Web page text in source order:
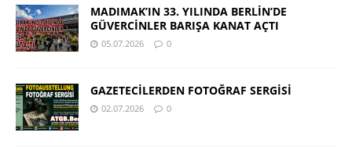
MADIMAK’IN 33. YILINDA BERLİN’DE
GÜVERCİNLER BARIŞA KANAT AÇTI
05.07.2026 0
GAZETECİLERDEN FOTOĞRAF SERGİSİ
02.07.2026 0